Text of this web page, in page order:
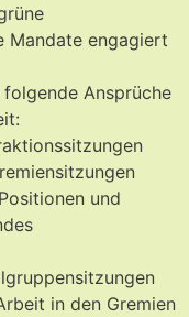
Mandate engagiert
Ansprüche
und
in den Gremien